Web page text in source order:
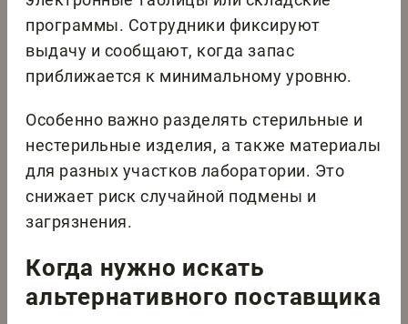
программы. Сотрудники фиксируют
выдачу и сообщают, когда запас
приближается к минимальному уровню.
Особенно важно разделять стерильные и
нестерильные изделия, а также материалы
для разных участков лаборатории. Это
снижает риск случайной подмены и
загрязнения.
Когда нужно искать
альтернативного поставщика